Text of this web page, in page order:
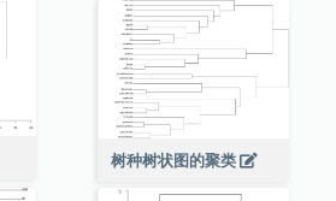
树种树状图的聚类